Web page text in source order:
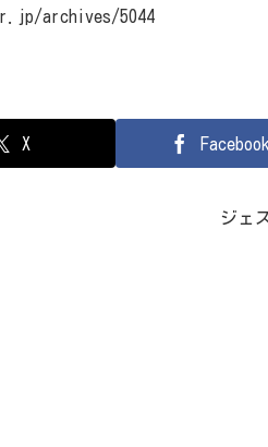
archives/5044
X Facebook
ジェ